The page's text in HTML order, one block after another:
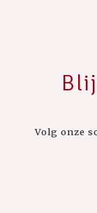
Volg onze